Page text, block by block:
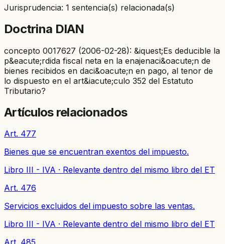
Jurisprudencia: 1 sentencia(s) relacionada(s)
Doctrina DIAN
concepto 0017627 (2006-02-28): &iquest;Es deducible la
p&eacute;rdida fiscal neta en la enajenaci&oacute;n de
bienes recibidos en daci&oacute;n en pago, al tenor de
lo dispuesto en el art&iacute;culo 352 del Estatuto
Tributario?
Artículos relacionados
Art. 477
Bienes que se encuentran exentos del impuesto.
Libro III - IVA · Relevante dentro del mismo libro del ET
Art. 476
Servicios excluidos del impuesto sobre las ventas.
Libro III - IVA · Relevante dentro del mismo libro del ET